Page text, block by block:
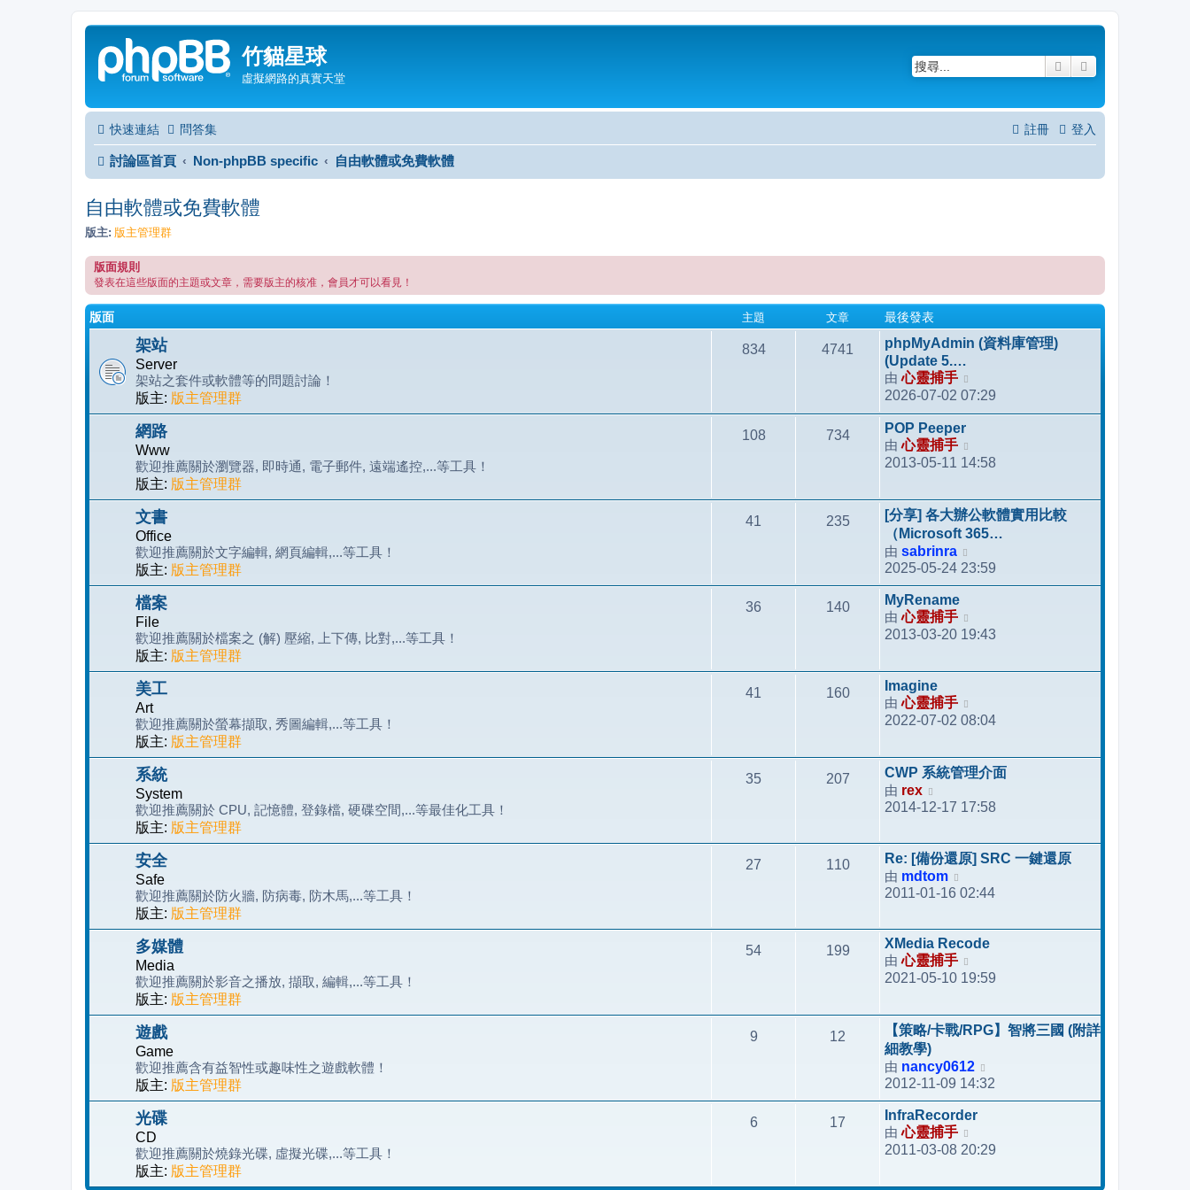
竹貓星球
虛擬網路的真實天堂
搜尋
快速連結 問答集 登入
註冊
討論區首頁 Non-phpBB specific 自由軟體或免費軟體
自由軟體或免費軟體
版主: 版主管理群
版面規則
發表在這些版面的主題或文章，需要版主的核准，會員才可以看見！
版面 主題 文章 最後發表
架站
Server
架站之套件或軟體等的問題討論！
版主: 版主管理群
834 4741
phpMyAdmin (資料庫管理)
(Update 5.…
由心靈捕手
視
最
發
2026-07-02 07:29
網路
Www
歡迎推薦關於瀏覽器, 即時通, 電子郵件, 遠端遙控,...等工具！
版主: 版主管理群
108 734
POP Peeper
由心靈捕手
視
後
發
表
2013-05-11 14:58
文書
Office
歡迎推薦關於文字編輯, 網頁編輯,...等工具！
版主: 版主管理群
41 235
[分享] 各大辦公軟體實用比較
（Microsoft 365…
由 sabrinra
視
最
發
2025-05-24 23:59
檔案
File
歡迎推薦關於檔案之 (解) 壓縮, 上下傳, 比對,...等工具！
版主: 版主管理群
36 140
MyRename
由心靈捕手
視
後
表
2013-03-20 19:43
美工
Art
歡迎推薦關於螢幕擷取, 秀圖編輯,...等工具！
版主: 版主管理群
41 160
Imagine
由心靈捕手
視
後
發
表
2022-07-02 08:04
系統
System
歡迎推薦關於 CPU, 記憶體, 登錄檔, 硬碟空間,...等最佳化工具！
版主: 版主管理群
35 207
CWP 系統管理介面
由 rex
視
後
發
表
2014-12-17 17:58
安全
Safe
歡迎推薦關於防火牆, 防病毒, 防木馬,...等工具！
版主: 版主管理群
27 110
Re: [備份還原] SRC 一鍵還原
由 mdtom
視
後
發
表
2011-01-16 02:44
多媒體
Media
歡迎推薦關於影音之播放, 擷取, 編輯,...等工具！
版主: 版主管理群
54 199
XMedia Recode
由心靈捕手
視
後
發
表
2021-05-10 19:59
遊戲
Game
歡迎推薦含有益智性或趣味性之遊戲軟體！
版主: 版主管理群
9 12
【策略/卡戰/RPG】智將三國 (附詳
細教學)
由 nancy0612
視
最
發
2012-11-09 14:32
光碟
CD
歡迎推薦關於燒錄光碟, 虛擬光碟,...等工具！
版主: 版主管理群
6 17
InfraRecorder
由心靈捕手
視
2011-03-08 20:29